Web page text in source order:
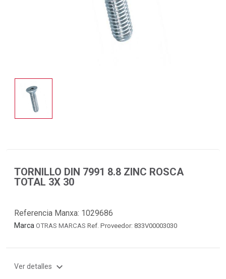
TORNILLO DIN 7991 8.8 ZINC ROSCA
TOTAL 3X 30
Referencia Manxa: 1029686
Marca OTRAS MARCAS Ref. Proveedor: 833V00003030
Ver detalles expand_more